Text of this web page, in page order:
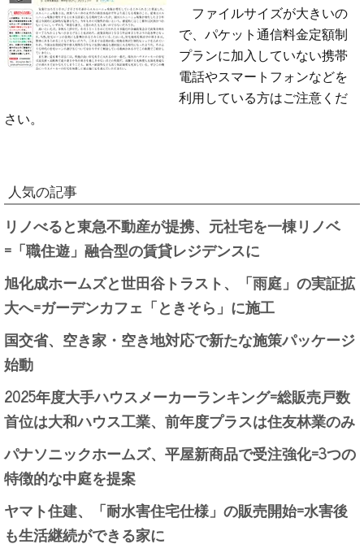
ファイルサイズが大きいの
で、パケット通信料金定額制
プランに加入していない携帯
電話やスマートフォンなどを
利用している方はご注意くだ
さい。
人気の記事
リノべると東急不動産が提携、元社宅を一棟リノベ
=「職住遊」融合型の賃貸レジデンスに
旭化成ホームズと世田谷トラスト、「雨庭」の実証拡
大へ=ガーデンカフェ「ときそら」に施工
国交省、空き家・空き地対応で新たな施策パッケージ
始動
2025年度大手ハウスメーカーランキング=総販売戸数
首位は大和ハウス工業、前年度プラスは住友林業のみ
パナソニックホームズ、平屋新商品で受注強化=3つの
特徴的な中庭を提案
ヤマト住建、「耐水害住宅仕様」の販売開始=水害後
も生活継続ができる家に